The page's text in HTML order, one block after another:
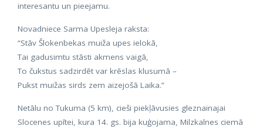
interesantu un pieejamu.
Novadniece Sarma Upesleja raksta:
“Stāv Šlokenbekas muiža upes ielokā,
Tai gadusimtu stāsti akmens vaigā,
To čukstus sadzirdēt var krēslas klusumā –
Pukst muižas sirds zem aizejošā Laika.”
Netālu no Tukuma (5 km), cieši piekļāvusies gleznainajai
Slocenes upītei, kura 14. gs. bija kuģojama, Milzkalnes ciemā